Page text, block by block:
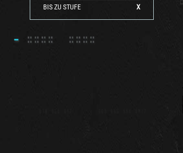
BIS ZU STUFE X